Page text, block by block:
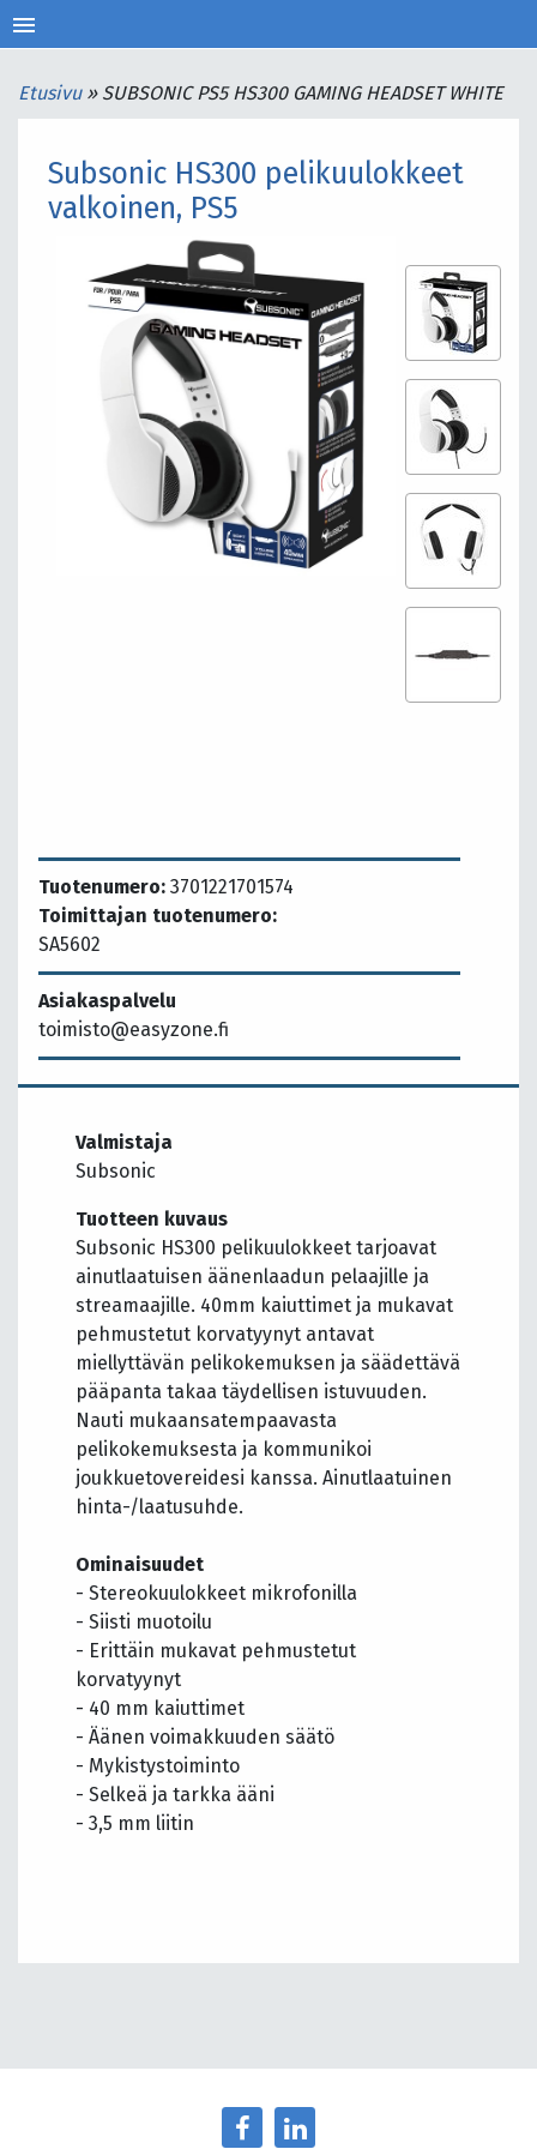
menu
Etusivu »SUBSONIC PS5 HS300 GAMING HEADSET WHITE
Subsonic HS300 pelikuulokkeet
valkoinen, PS5
Tuotenumero: 3701221701574
Toimittajan tuotenumero:
SA5602
Asiakaspalvelu
toimisto@easyzone.fi
Valmistaja
Subsonic
Tuotteen kuvaus
Subsonic HS300 pelikuulokkeet tarjoavat
ainutlaatuisen äänenlaadun pelaajille ja
streamaajille. 40mm kaiuttimet ja mukavat
pehmustetut korvatyynyt antavat
miellyttävän pelikokemuksen ja säädettävä
pääpanta takaa täydellisen istuvuuden.
Nauti mukaansatempaavasta
pelikokemuksesta ja kommunikoi
joukkuetovereidesi kanssa. Ainutlaatuinen
hinta-/laatusuhde.
Ominaisuudet
- Stereokuulokkeet mikrofonilla
- Siisti muotoilu
- Erittäin mukavat pehmustetut
korvatyynyt
- 40 mm kaiuttimet
- Äänen voimakkuuden säätö
- Mykistystoiminto
- Selkeä ja tarkka ääni
- 3,5 mm liitin